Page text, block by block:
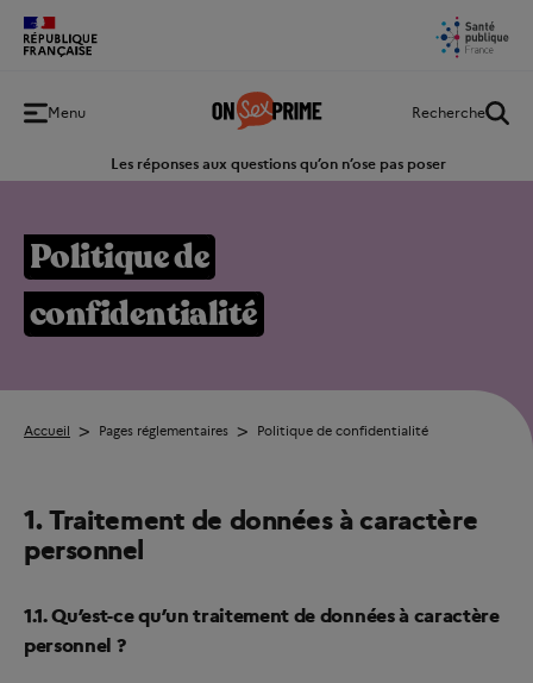
Menu
Retour
l'accueil
Recherche
Les réponses aux questions qu’on n’ose pas poser
Politique de
confidentialité
Accueil Pages réglementaires Politique de confidentialité
1. Traitement de données à caractère
personnel
1.1. Qu’est-ce qu’un traitement de données à caractère
personnel ?